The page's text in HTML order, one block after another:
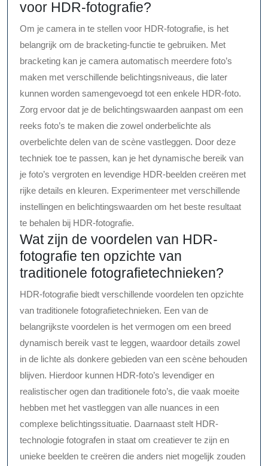
voor HDR-fotografie?
Om je camera in te stellen voor HDR-fotografie, is het
belangrijk om de bracketing-functie te gebruiken. Met
bracketing kan je camera automatisch meerdere foto’s
maken met verschillende belichtingsniveaus, die later
kunnen worden samengevoegd tot een enkele HDR-foto.
Zorg ervoor dat je de belichtingswaarden aanpast om een
reeks foto’s te maken die zowel onderbelichte als
overbelichte delen van de scène vastleggen. Door deze
techniek toe te passen, kan je het dynamische bereik van
je foto’s vergroten en levendige HDR-beelden creëren met
rijke details en kleuren. Experimenteer met verschillende
instellingen en belichtingswaarden om het beste resultaat
te behalen bij HDR-fotografie.
Wat zijn de voordelen van HDR-
fotografie ten opzichte van
traditionele fotografietechnieken?
HDR-fotografie biedt verschillende voordelen ten opzichte
van traditionele fotografietechnieken. Een van de
belangrijkste voordelen is het vermogen om een breed
dynamisch bereik vast te leggen, waardoor details zowel
in de lichte als donkere gebieden van een scène behouden
blijven. Hierdoor kunnen HDR-foto’s levendiger en
realistischer ogen dan traditionele foto’s, die vaak moeite
hebben met het vastleggen van alle nuances in een
complexe belichtingssituatie. Daarnaast stelt HDR-
technologie fotografen in staat om creatiever te zijn en
unieke beelden te creëren die anders niet mogelijk zouden